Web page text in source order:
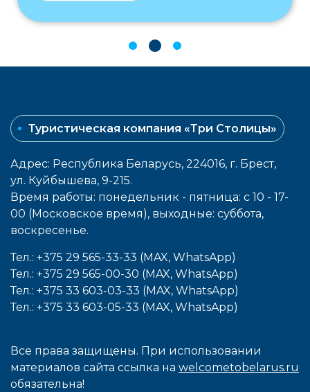
Туристическая компания «Три Столицы»
Адрес: Республика Беларусь, 224016, г. Брест,
ул. Куйбышева, 9-215.
Время работы: понедельник - пятница: с 10 - 17-
00 (Московское время), выходные: cуббота,
воcкресенье.
Тел.: +375 29 565-33-33 (MAX, WhatsApp)
Тел.: +375 29 565-00-30 (MAX, WhatsApp)
Тел.: +375 33 603-03-33 (MAX, WhatsApp)
Тел.: +375 33 603-05-33 (MAX, WhatsApp)
Все права защищены. При использовании
материалов сайта ссылка на welcometobelarus.ru
обязательна!